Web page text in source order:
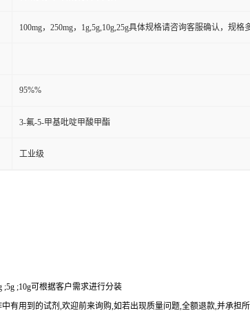
100mg，250mg，1g,5g,10g,25g具体规格请咨询客服确认，规格
95%%
3-氟-5-甲基吡啶甲酸甲酯
工业级
;5g ;10g可根据客户需求进行分装
有用到的试剂 ,欢迎前来询购,如若出现质量问题,全额退款,并承担所